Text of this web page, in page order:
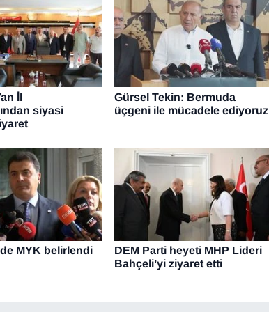
İl
siyasi
Gürsel Tekin: Bermuda
üçgeni ile mücadele ediyoruz
MYK belirlendi
DEM Parti heyeti MHP Lideri
Bahçeli’yi ziyaret etti